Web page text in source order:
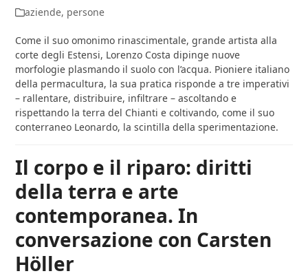
aziende, persone
Come il suo omonimo rinascimentale, grande artista alla
corte degli Estensi, Lorenzo Costa dipinge nuove
morfologie plasmando il suolo con l’acqua. Pioniere italiano
della permacultura, la sua pratica risponde a tre imperativi
– rallentare, distribuire, infiltrare – ascoltando e
rispettando la terra del Chianti e coltivando, come il suo
conterraneo Leonardo, la scintilla della sperimentazione.
Il corpo e il riparo: diritti
della terra e arte
contemporanea. In
conversazione con Carsten
Höller